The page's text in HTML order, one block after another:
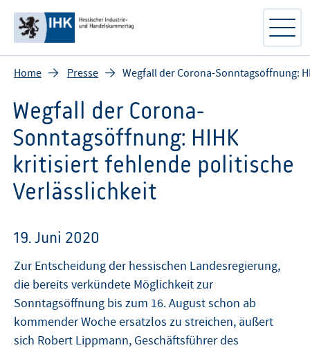
Home Presse Wegfall der Corona-Sonntagsöffnung:
Wegfall der Corona-
Sonntagsöffnung: HIHK
kritisiert fehlende politische
Verlässlichkeit
19. Juni 2020
Zur Entscheidung der hessischen Landesregierung,
die bereits verkündete Möglichkeit zur
Sonntagsöffnung bis zum 16. August schon ab
kommender Woche ersatzlos zu streichen, äußert
sich Robert Lippmann, Geschäftsführer des